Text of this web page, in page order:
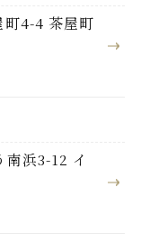
町4-4 茶屋町
浜3-12 イ